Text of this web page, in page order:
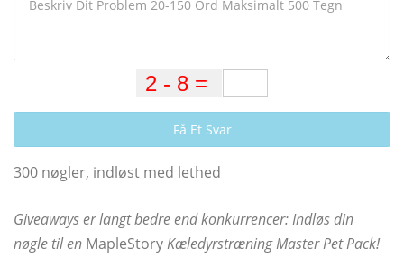
Få Et Svar
300 nøgler, indløst med lethed
Giveaways er langt bedre end konkurrencer: Indløs din
nøgle til en MapleStoryKæledyrstræning Master Pet Pack!